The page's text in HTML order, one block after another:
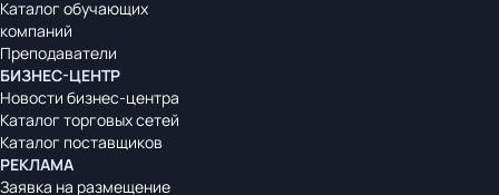
Каталог обучающих
компаний
Преподаватели
БИЗНЕС-ЦЕНТР
Новости бизнес-центра
Каталог торговых сетей
Каталог поставщиков
РЕКЛАМА
Заявка на размещение